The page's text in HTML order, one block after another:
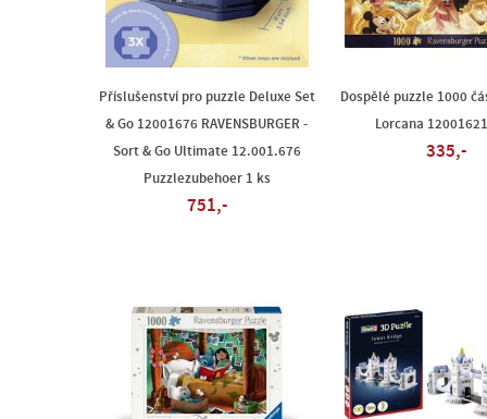
Příslušenství pro puzzle Deluxe Set
& Go 12001676 RAVENSBURGER -
Sort & Go Ultimate 12.001.676
Puzzlezubehoer 1 ks
751,-
Dospělé puzzle 1000
Lorcana
335,-